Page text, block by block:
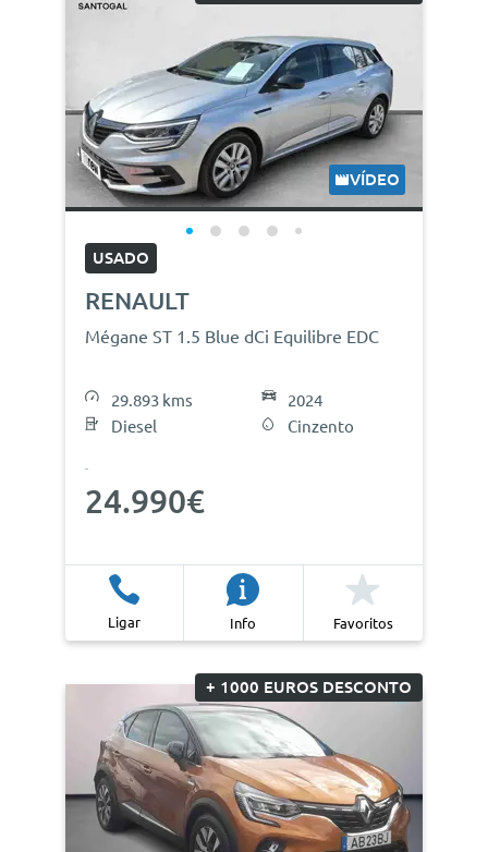
VÍDEO
USADO
RENAULT
Mégane ST 1.5 Blue dCi Equilibre EDC
29.893 kms
Diesel
2024
Cinzento
24.990€
Ligar Info Favoritos
+ 1000 EUROS DESCONTO